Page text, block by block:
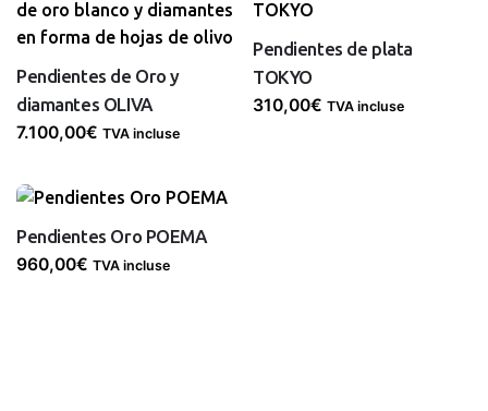
Pendientes de Oro y
diamantes OLIVA
7.100,00€ TVA incluse
Pendientes de plata
TOKYO
310,00€ TVA incluse
Pendientes Oro POEMA
960,00€ TVA incluse